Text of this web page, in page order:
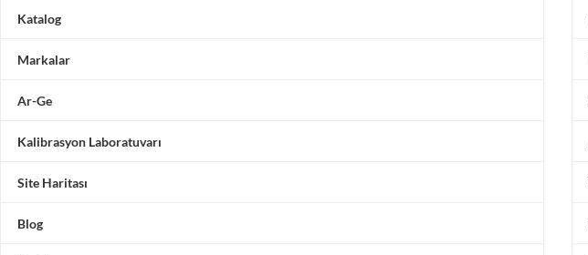
Katalog
Markalar
Ar-Ge
Kalibrasyon Laboratuvarı
Site Haritası
Blog